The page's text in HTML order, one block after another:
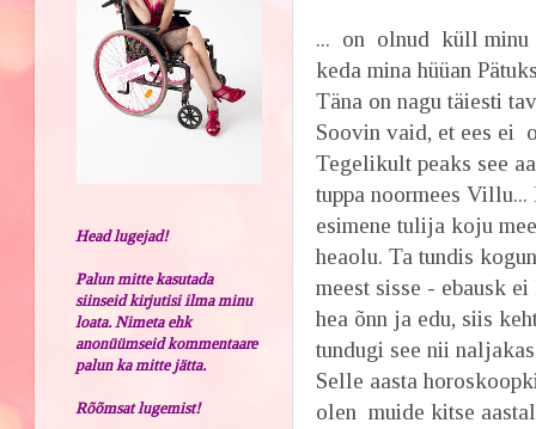
... on olnud küll minu
keda mina hüüan
Täna on nagu täiesti
Soovin vaid, et ees ei
Tegelikult peaks see
tuppa noormees
esimene tulija koju
heaolu. Ta tundis
meest sisse - ebausk
hea õnn ja edu, siis
tundugi see nii
Selle aasta
olen muide kitse
Head lugejad!
Palun mitte kasutada
siinseid kirjutisi ilma minu
loata. Nimeta ehk
anonüümseid kommentaare
palun ka mitte jätta.
Rõõmsat lugemist!